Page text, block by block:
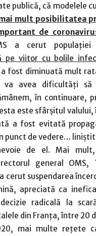
publică, că modelele
mult posibilitatea
de
a cerut
pe viitor cu bolile
fost diminuată mult
va avea dificultăţi să
în continuare,
este sfârşitul
a fost evitată
punct de vedere…
de el. Mai
general OMS,
cerut suspendarea
apreciată ca
radicală la
din Franţa, între 20
mai multe reţete